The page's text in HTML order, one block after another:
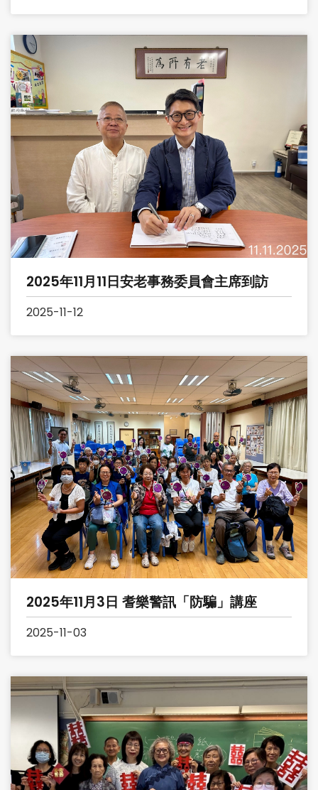
2025年11月11日安老事務委員會主席到訪
2025-11-12
2025年11月3日 耆樂警訊「防騙」講座
2025-11-03